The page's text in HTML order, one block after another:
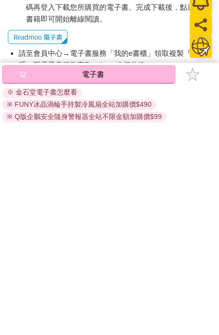
碼再登入下載您所購買的電子書。完成下載後，點選任一
書籍即可開始離線閱讀。
請至會員中心→電子書服務「我的e書櫃」領取複製『兌換
碼』至電子書服務商Readmoo進行兌換。
退換貨須知：
因版權保護，您在金石堂所購買的電子書僅能以金石堂專屬
的閱讀軟體開啟閱讀，無法以其他閱讀器或直接下載檔案。
依據「消費者保護法」第19條及行政院消費者保護處公告之
電子書
※ 金石堂電子書怎麼看
※ FUNY冰晶渦輪手持製冷風扇全站加購價$490
※ Q版企鵝安全隨身警報器全站不限金額加購價$99